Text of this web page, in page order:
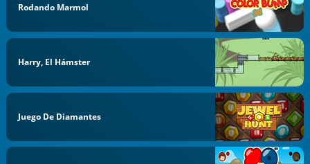
Rodando Marmol
Harry, El Hámster
Juego De Diamantes